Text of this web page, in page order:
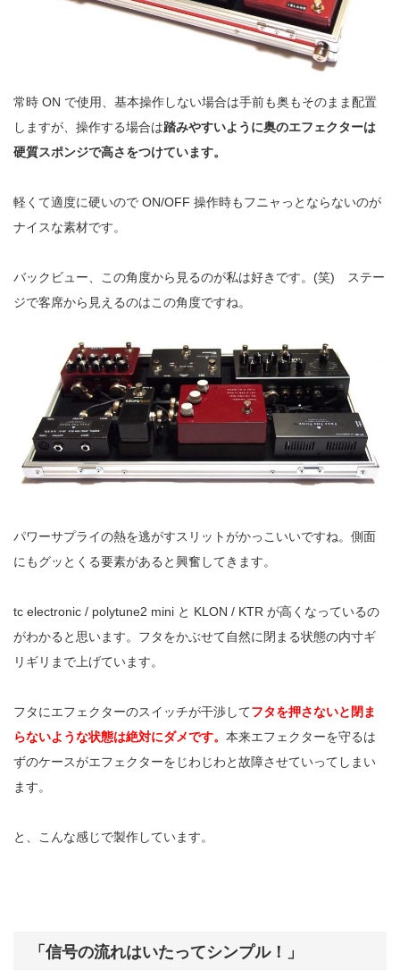
常時 ON で使用、基本操作しない場合は手前も奥もそのまま配置
しますが、操作する場合は踏みやすいように奥のエフェクターは
硬質スポンジで高さをつけています。
軽くて適度に硬いので ON/OFF 操作時もフニャっとならないのが
ナイスな素材です。
バックビュー、この角度から見るのが私は好きです。(笑) ステー
ジで客席から見えるのはこの角度ですね。
パワーサプライの熱を逃がすスリットがかっこいいですね。側面
にもグッとくる要素があると興奮してきます。
tc electronic / polytune2 mini と KLON / KTR が高くなっているの
がわかると思います。フタをかぶせて自然に閉まる状態の内寸ギ
リギリまで上げています。
フタにエフェクターのスイッチが干渉してフタを押さないと閉ま
らないような状態は絶対にダメです。 本来エフェクターを守るは
ずのケースがエフェクターをじわじわと故障させていってしまい
ます。
と、こんな感じで製作しています。
「信号の流れはいたってシンプル！」